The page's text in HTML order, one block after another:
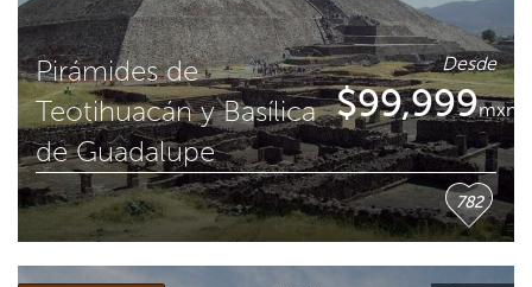
Pirámides de
Teotihuacán y Basílica
de Guadalupe
Desde
$99,999mxn
782